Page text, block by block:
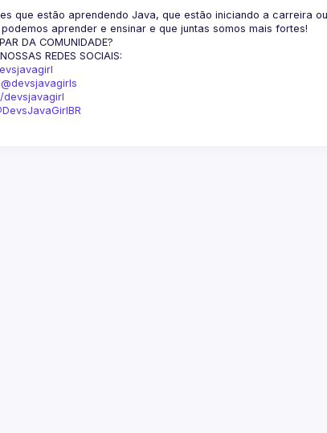
que estão aprendendo Java, que estão iniciando a carreira
aprender e ensinar e que juntas somos mais fortes!
DA COMUNIDADE?
REDES SOCIAIS:
@devsjavagirls
devsjavagirl